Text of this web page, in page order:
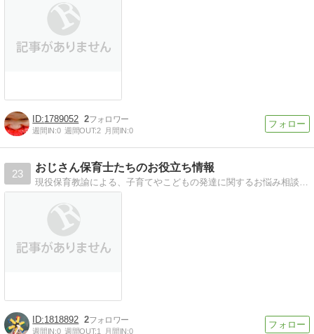
1789052 2
週間IN:0 週間OUT:2 月間IN:0
23
おじさん保育士たちのお役立ち情報
現役保育教諭による、子育てやこどもの発達に関するお悩み相談や、ブログを日々更新中。 また、成長に応じた保育教材(玩具）の紹介をいたします。
1818892 2
週間IN:0 週間OUT:1 月間IN:0